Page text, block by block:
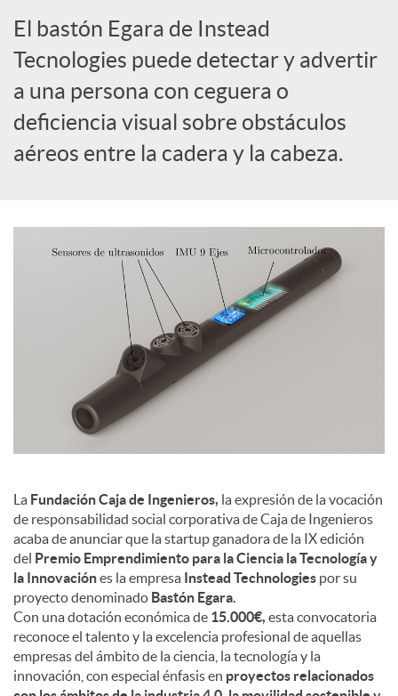
o
r
d
e
n
i
d
El bastón Egara de Instead
Tecnologies puede detectar y advertir
a una persona con ceguera o
deficiencia visual sobre obstáculos
aéreos entre la cadera y la cabeza.
La Fundación Caja de Ingenieros, la expresión de la vocación
de responsabilidad social corporativa de Caja de Ingenieros
acaba de anunciar que la startup ganadora de la IX edición
del Premio Emprendimiento para la Ciencia la Tecnología y
la Innovaciónes la empresa Instead Technologies por su
proyecto denominado Bastón Egara.
Con una dotación económica de 15.000€, esta convocatoria
reconoce el talento y la excelencia profesional de aquellas
empresas del ámbito de la ciencia, la tecnología y la
innovación, con especial énfasis en proyectos relacionados